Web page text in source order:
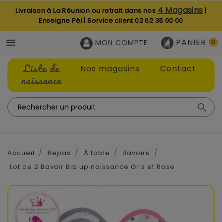
Livraison à La Réunion ou retrait dans nos 4 Magasins |
Enseigne Péi | Service client02 62 35 00 00
 PANIER 0
MON COMPTE
Liste de
naissance
Nos magasins Contact

Accueil Repas À table
Bavoirs
Lot de 2 Bavoir Bib'up naissance Gris et Rose